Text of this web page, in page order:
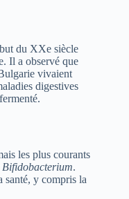
du XXe siècle
Il a observé que
vivaient
digestives
les plus courants
Bifidobacterium.
santé, y compris la